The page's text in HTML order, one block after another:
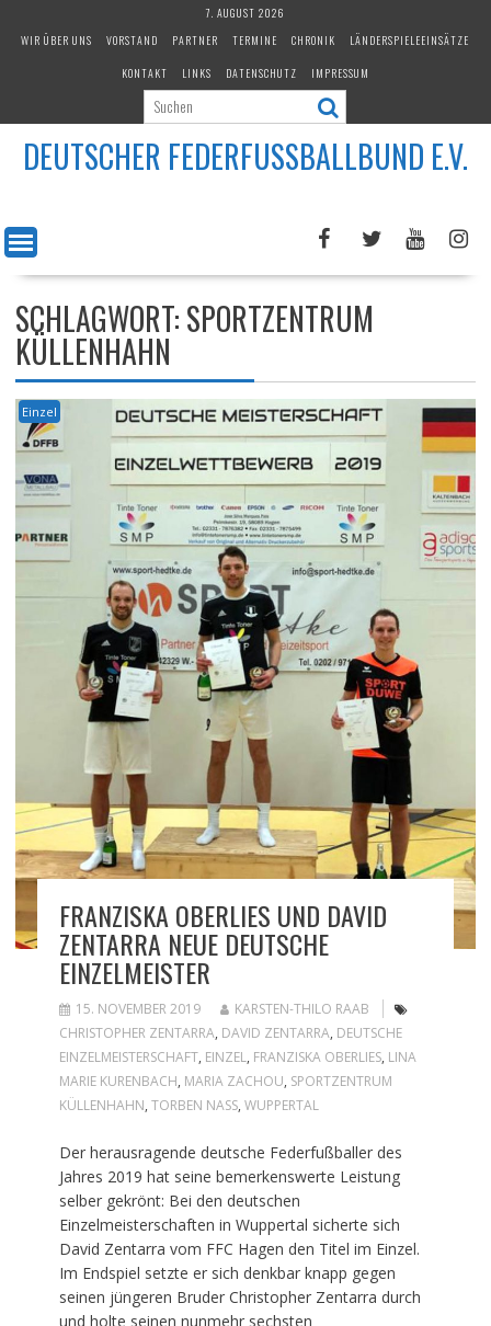
7. AUGUST 2026
WIR ÜBER UNS
VORSTAND PARTNER TERMINE CHRONIK
LÄNDERSPIELEEINSÄTZE
KONTAKT
LINKS DATENSCHUTZ IMPRESSUM
DEUTSCHER FEDERFUSSBALLBUND E.V.
SCHLAGWORT:SPORTZENTRUM
KÜLLENHAHN
Einzel
FRANZISKA OBERLIES UND DAVID
ZENTARRA NEUE DEUTSCHE
EINZELMEISTER
15. NOVEMBER 2019
KARSTEN-THILO RAAB
CHRISTOPHER ZENTARRA, DAVID ZENTARRA, DEUTSCHE
EINZELMEISTERSCHAFT, EINZEL, FRANZISKA OBERLIES, LINA
MARIE KURENBACH, MARIA ZACHOU, SPORTZENTRUM
KÜLLENHAHN, TORBEN NASS, WUPPERTAL
Der herausragende deutsche Federfußballer des
Jahres 2019 hat seine bemerkenswerte Leistung
selber gekrönt: Bei den deutschen
Einzelmeisterschaften in Wuppertal sicherte sich
David Zentarra vom FFC Hagen den Titel im Einzel.
Im Endspiel setzte er sich denkbar knapp gegen
seinen jüngeren Bruder Christopher Zentarra durch
und holte seinen nunmehr sechsten